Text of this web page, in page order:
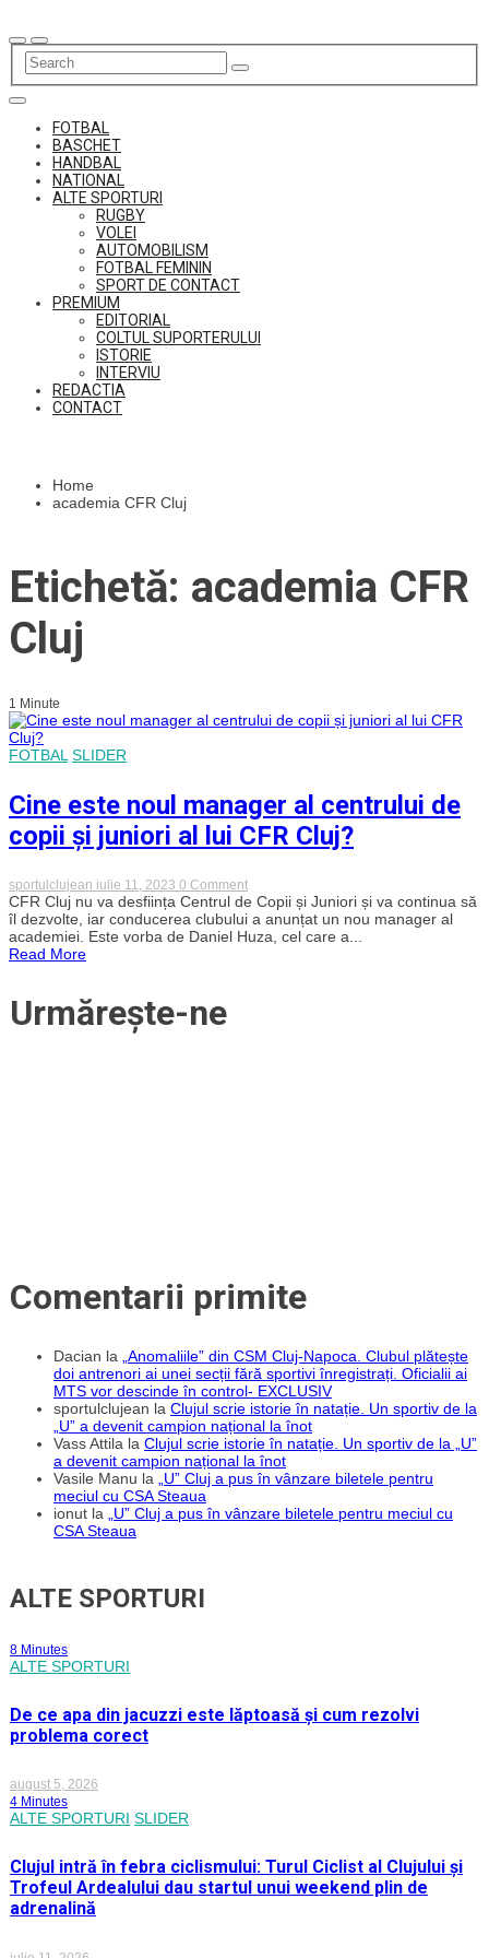
to
content
FOTBAL
BASCHET
HANDBAL
NATIONAL
ALTE SPORTURI
RUGBY
VOLEI
AUTOMOBILISM
FOTBAL FEMININ
SPORT DE CONTACT
PREMIUM
EDITORIAL
COLTUL SUPORTERULUI
ISTORIE
INTERVIU
REDACTIA
CONTACT
Home
academia CFR Cluj
Etichetă: academia CFR
Cluj
1 Minute
FOTBAL SLIDER
Cine este noul manager al centrului de
copii și juniori al lui CFR Cluj?
sportulclujean iulie 11, 2023 0 Commenton
Cine
este
noul
manager
CFR Cluj nu va desființa Centrul de Copii și Juniori și va continua să
îl dezvolte, iar conducerea clubului a anunțat un nou manager al
academiei. Este vorba de Daniel Huza, cel care a...
Read More
Urmărește-ne
Comentarii primite
Dacian la
„Anomaliile” din CSM Cluj-Napoca. Clubul plătește
doi antrenori ai unei secții fără sportivi înregistrați. Oficialii ai
MTS vor descinde în control- EXCLUSIV
sportulclujean la Clujul scrie istorie în natație. Un sportiv de la
„U” a devenit campion național la înot
Vass Attila la Clujul scrie istorie în natație. Un sportiv de la „U”
a devenit campion național la înot
Vasile Manu la
„U” Cluj a pus în vânzare biletele pentru
meciul cu CSA Steaua
ionut la
„U” Cluj a pus în vânzare biletele pentru meciul cu
CSA Steaua
ALTE SPORTURI
8 Minutes
ALTE SPORTURI
De ce apa din jacuzzi este lăptoasă și cum rezolvi
problema corect
august 5, 2026
4 Minutes
ALTE SPORTURI SLIDER
Clujul intră în febra ciclismului: Turul Ciclist al Clujului și
Trofeul Ardealului dau startul unui weekend plin de
adrenalină